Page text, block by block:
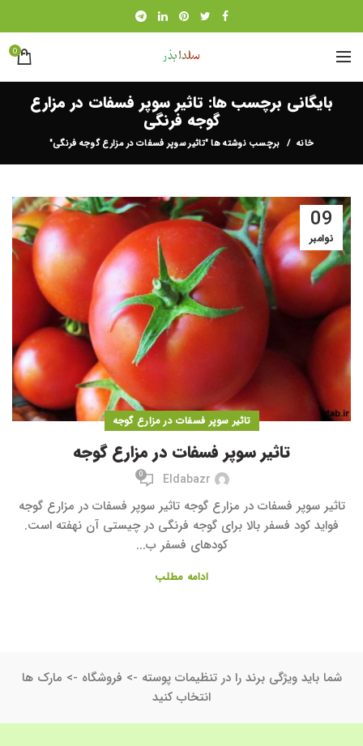
0
بایگانی برچسب ها: تاثیر سوپر فسفات در مزارع
گوجه فرنگی
خانه برچسب نوشته ها "تاثیر سوپر فسفات در مزارع گوجه فرنگی"
09
نوامبر
تاثیر سوپر فسفات در مزارع گوجه
تاثیر سوپر فسفات در مزارع گوجه
Eldabazr
0
تاثیر سوپر فسفات در مزارع گوجه تاثیر سوپر فسفات در مزارع گوجه
فواید کود فسفر بالا برای گوجه فرنگی در چیستی آن نهفته است.
کودهای فسفر ب...
ادامه مطلب
شما باید ویژگی برند را در تنظیمات پوسته -> فروشگاه -> مارک ها
انتخاب کنید